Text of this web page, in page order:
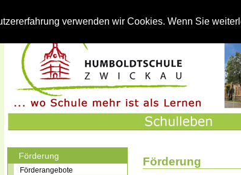
verwenden wir Cookies. Wenn Sie
Förderung
Förderung
Förderangebote